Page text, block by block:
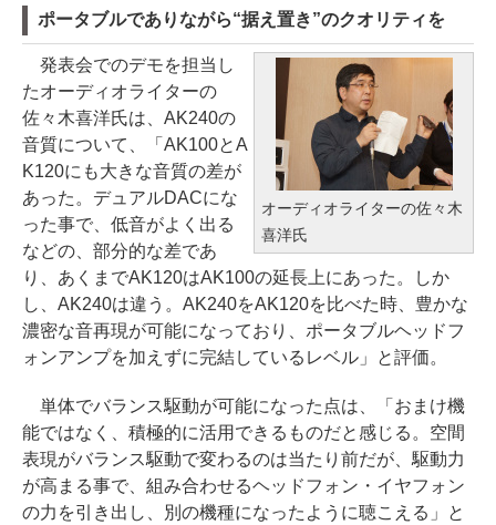
ポータブルでありながら“据え置き”のクオリティを
オーディオライターの佐々木
喜洋氏
発表会でのデモを担当し
たオーディオライターの
佐々木喜洋氏は、AK240の
音質について、「AK100とA
K120にも大きな音質の差が
あった。デュアルDACにな
った事で、低音がよく出る
などの、部分的な差であ
り、あくまでAK120はAK100の延長上にあった。しか
し、AK240は違う。AK240をAK120を比べた時、豊かな
濃密な音再現が可能になっており、ポータブルヘッドフ
ォンアンプを加えずに完結しているレベル」と評価。
単体でバランス駆動が可能になった点は、「おまけ機
能ではなく、積極的に活用できるものだと感じる。空間
表現がバランス駆動で変わるのは当たり前だが、駆動力
が高まる事で、組み合わせるヘッドフォン・イヤフォン
の力を引き出し、別の機種になったように聴こえる」と